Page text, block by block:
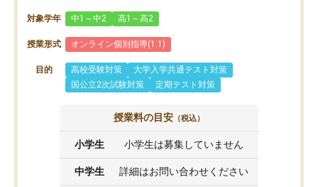
対象学年 中1～中2 高1～高2
授業形式 オンライン個別指導(1:1)
目的 高校受験対策
大学入学共通テスト対策
国公立2次試験対策
定期テスト対策
授業料の目安 （税込）
小学生 小学生は募集していません
中学生 詳細はお問い合わせください